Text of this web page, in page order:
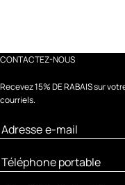
CONTACTEZ-NOUS
Recevez 15% DE RABAIS sur
courriels.